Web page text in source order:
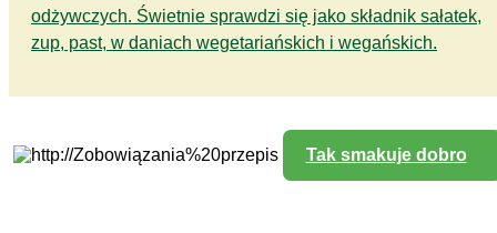
Tak smakuje dobro
odżywczych. Świetnie sprawdzi się jako składnik sałatek,
zup, past, w daniach wegetariańskich i wegańskich.